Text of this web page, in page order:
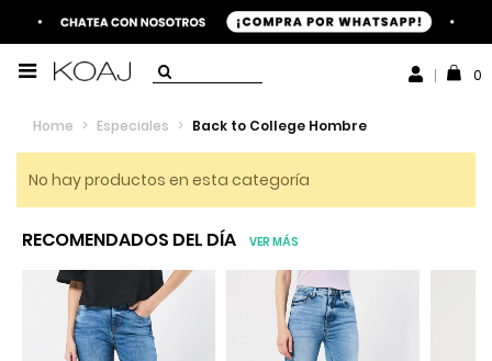
0
Home > Especiales > Back to College Hombre
No hay productos en esta categoría
RECOMENDADOS DEL DÍA VER MÁS